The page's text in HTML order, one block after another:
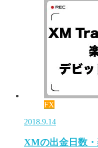
FX
2018.9.14
XMの出金日数